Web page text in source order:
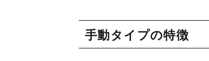
手動タイプの特徴